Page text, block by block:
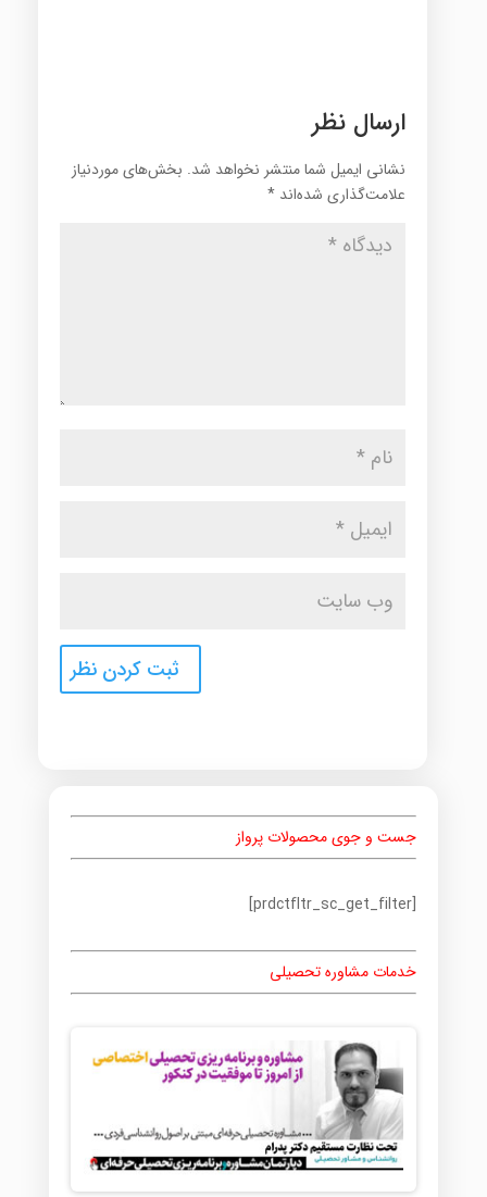
ارسال نظر
نشانی ایمیل شما منتشر نخواهد شد. بخش‌های موردنیاز
علامت‌گذاری شده‌اند *
جست و جوی محصولات پرواز
[prdctfltr_sc_get_filter]
خدمات مشاوره تحصیلی